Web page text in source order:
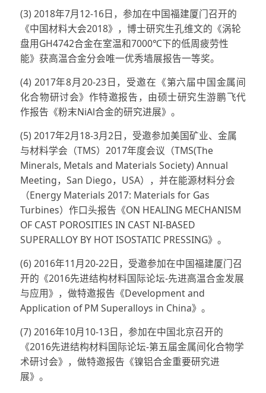
(3) 2018年7月12-16日，参加在中国福建厦门召开的
《中国材料大会2018》，博士研究生孔维文的《涡轮
盘用GH4742合金在室温和7000℃下的低周疲劳性
能》获高温合金分会唯一优秀墙展报告一等奖。
(4) 2017年8月20-23日，受邀在《第六届中国金属间
化合物研讨会》作特邀报告，由硕士研究生游鹏飞代
作报告《粉末NiAl合金的研究进展》。
(5) 2017年2月18-3月2日，受邀参加美国矿业、金属
与材料学会（TMS）2017年度会议（TMS(The
Minerals, Metals and Materials Society) Annual
Meeting，San Diego，USA），并在能源材料分会
（Energy Materials 2017: Materials for Gas
Turbines）作口头报告《ON HEALING MECHANISM
OF CAST POROSITIES IN CAST NI-BASED
SUPERALLOY BY HOT ISOSTATIC PRESSING》。
(6) 2016年11月20-22日，受邀参加在中国福建厦门召
开的《2016先进结构材料国际论坛-先进高温合金发展
与应用》，做特邀报告《Development and
Application of PM Superalloys in China》。
(7) 2016年10月10-13日，参加在中国北京召开的
《2016先进结构材料国际论坛-第五届金属间化合物学
术研讨会》，做特邀报告《镍铝合金重要研究进
展》。